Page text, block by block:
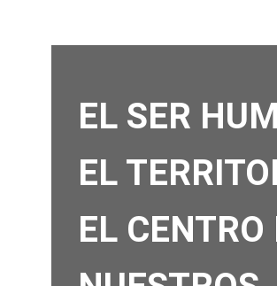
EL SER
EL
EL CENTRO